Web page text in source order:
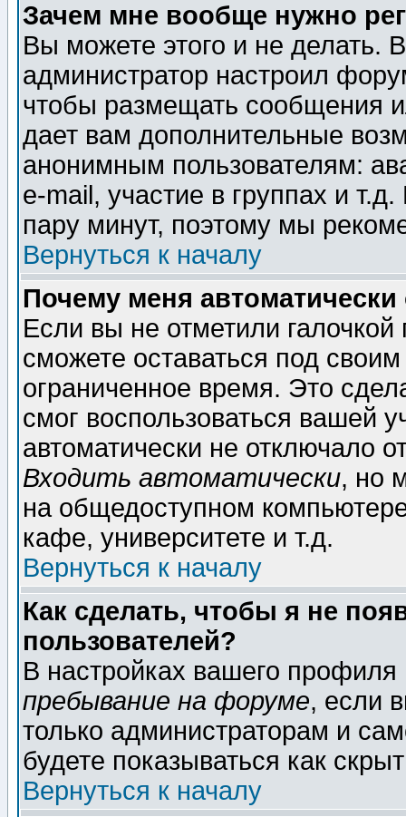
Зачем мне вообще нужно
Вы можете этого и не делать.
администратор настроил
чтобы размещать сообщения
дает вам дополнительные
анонимным пользователям:
e-mail, участие в группах и
пару минут, поэтому мы
Вернуться к началу
Почему меня автоматически
Если вы не отметили галочкой
сможете оставаться под
ограниченное время. Это
смог воспользоваться вашей
автоматически не отключало
Входить автоматически, но
на общедоступном
кафе, университете и т.д.
Вернуться к началу
Как сделать, чтобы я не
пользователей?
В настройках вашего
пребывание на форуме, если
только администраторам и
будете показываться как
Вернуться к началу